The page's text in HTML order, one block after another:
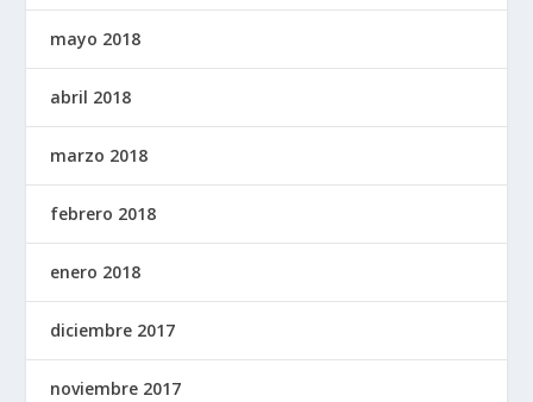
mayo 2018
abril 2018
marzo 2018
febrero 2018
enero 2018
diciembre 2017
noviembre 2017